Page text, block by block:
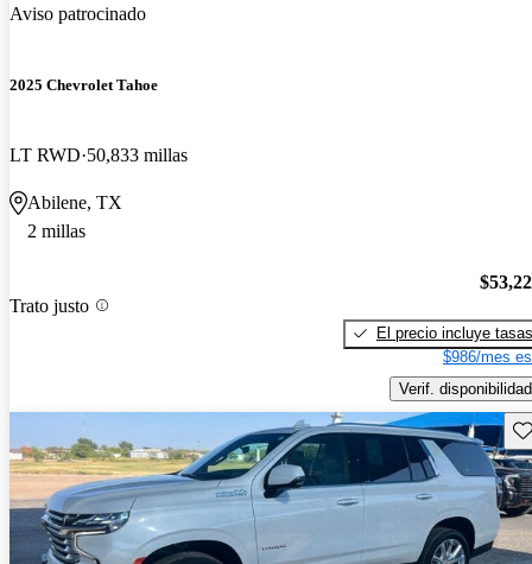
Aviso patrocinado
2025 Chevrolet Tahoe
LT RWD 50,833 millas
Abilene, TX
2 millas
Trato justo
El precio incluye tasas
$986/mes
Verif. disponibilidad